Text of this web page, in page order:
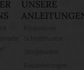
UNSERE
Kostenlose
Schnittmuster
Strickmuster
Bauanleitungen